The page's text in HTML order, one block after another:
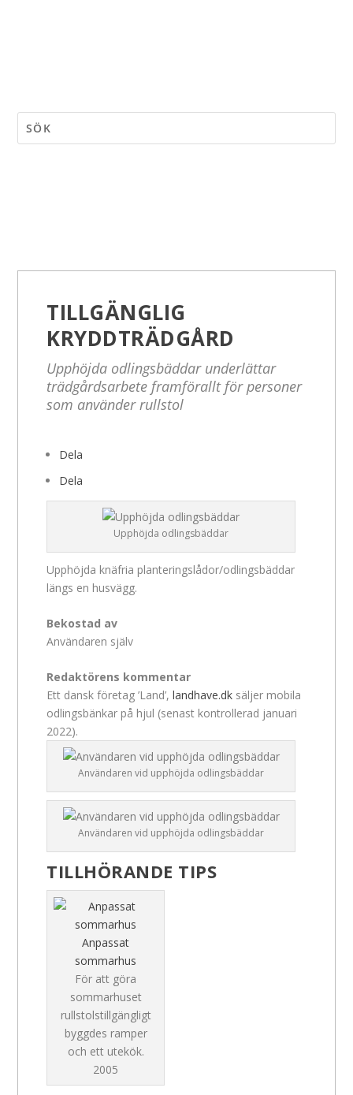
TILLGÄNGLIG
KRYDDTRÄDGÅRD
Upphöjda odlingsbäddar underlättar
trädgårdsarbete framförallt för personer
som använder rullstol
Dela
Dela
Upphöjda odlingsbäddar
Upphöjda knäfria planteringslådor/odlingsbäddar
längs en husvägg.
Bekostad av
Användaren själv
Redaktörens kommentar
Ett dansk företag ’Land’,landhave.dk säljer mobila
odlingsbänkar på hjul (senast kontrollerad januari
2022).
Användaren vid upphöjda odlingsbäddar
Användaren vid upphöjda odlingsbäddar
TILLHÖRANDE TIPS
Anpassat
sommarhus
För att göra
sommarhuset
rullstolstillgängligt
byggdes ramper
och ett utekök.
2005